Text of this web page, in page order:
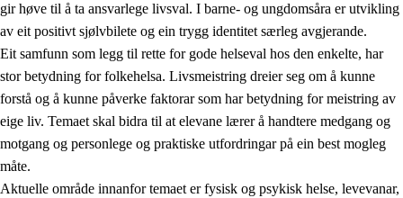
2. Prinsipp for læring, utvikling og danning
gir høve til å ta ansvarlege livsval. I barne- og ungdomsåra er utvikling
av eit positivt sjølvbilete og ein trygg identitet særleg avgjerande.
Eit samfunn som legg til rette for gode helseval hos den enkelte, har
stor betydning for folkehelsa. Livsmeistring dreier seg om å kunne
forstå og å kunne påverke faktorar som har betydning for meistring av
eige liv. Temaet skal bidra til at elevane lærer å handtere medgang og
motgang og personlege og praktiske utfordringar på ein best mogleg
måte.
Aktuelle område innanfor temaet er fysisk og psykisk helse, levevanar,